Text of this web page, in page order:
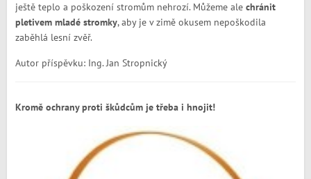
ještě teplo a poškození stromům nehrozí. Můžeme ale chránit
pletivem mladé stromky, aby je v zimě okusem nepoškodila
zaběhlá lesní zvěř.
Autor příspěvku: Ing. Jan Stropnický
Kromě ochrany proti škůdcům je třeba i hnojit!